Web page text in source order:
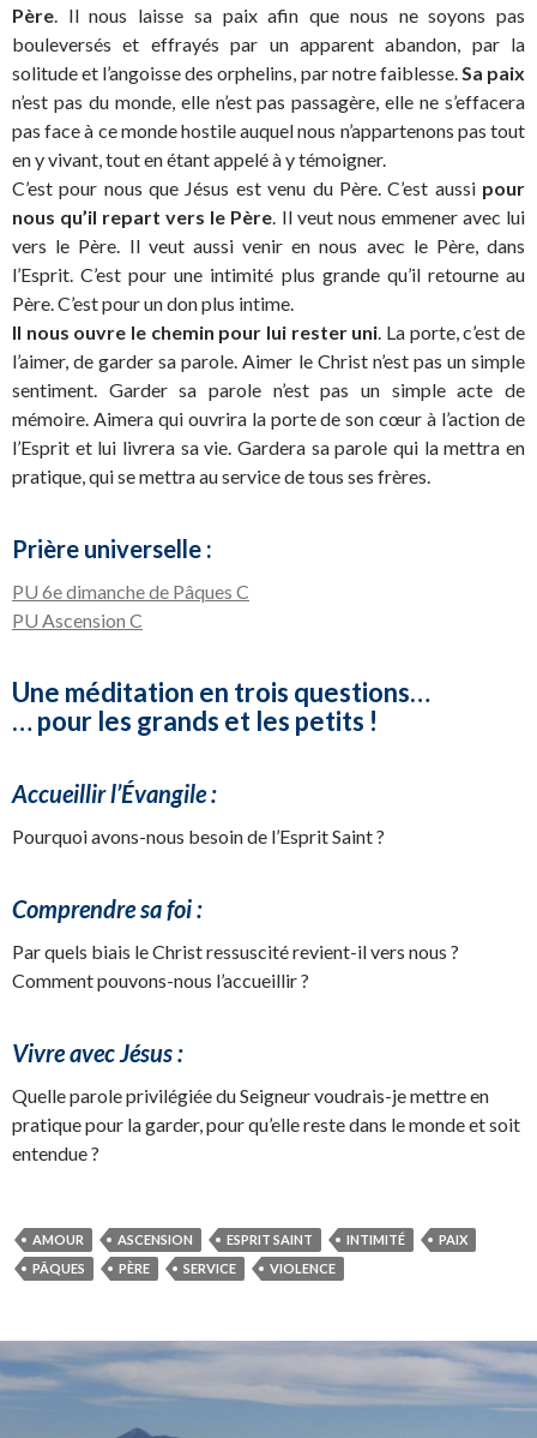
Père. Il nous laisse sa paix afin que nous ne soyons pas
bouleversés et effrayés par un apparent abandon, par la
solitude et l’angoisse des orphelins, par notre faiblesse.Sa paix
n’est pas du monde, elle n’est pas passagère, elle ne s’effacera
pas face à ce monde hostile auquel nous n’appartenons pas tout
en y vivant, tout en étant appelé à y témoigner.
C’est pour nous que Jésus est venu du Père. C’est aussi pour
nous qu’il repart vers le Père. Il veut nous emmener avec lui
vers le Père. Il veut aussi venir en nous avec le Père, dans
l’Esprit. C’est pour une intimité plus grande qu’il retourne au
Père. C’est pour un don plus intime.
Il nous ouvre le chemin pour lui rester uni. La porte, c’est de
l’aimer, de garder sa parole. Aimer le Christ n’est pas un simple
sentiment. Garder sa parole n’est pas un simple acte de
mémoire. Aimera qui ouvrira la porte de son cœur à l’action de
l’Esprit et lui livrera sa vie. Gardera sa parole qui la mettra en
pratique, qui se mettra au service de tous ses frères.
Prière universelle :
PU 6e dimanche de Pâques C
PU Ascension C
Une méditation en trois questions…
… pour les grands et les petits !
Accueillir l’Évangile :
Pourquoi avons-nous besoin de l’Esprit Saint ?
Comprendre sa foi :
Par quels biais le Christ ressuscité revient-il vers nous ?
Comment pouvons-nous l’accueillir ?
Vivre avec Jésus :
Quelle parole privilégiée du Seigneur voudrais-je mettre en
pratique pour la garder, pour qu’elle reste dans le monde et soit
entendue ?
AMOUR ASCENSION ESPRIT SAINT INTIMITÉ
PAIX
PÂQUES
PÈRE SERVICE VIOLENCE